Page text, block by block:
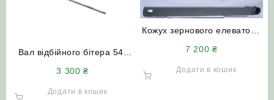
Вал відбійного бітера 54-
3 300₴
Додати в кошик
Кожух зернового елеватора
7 200₴
Додати в кошик